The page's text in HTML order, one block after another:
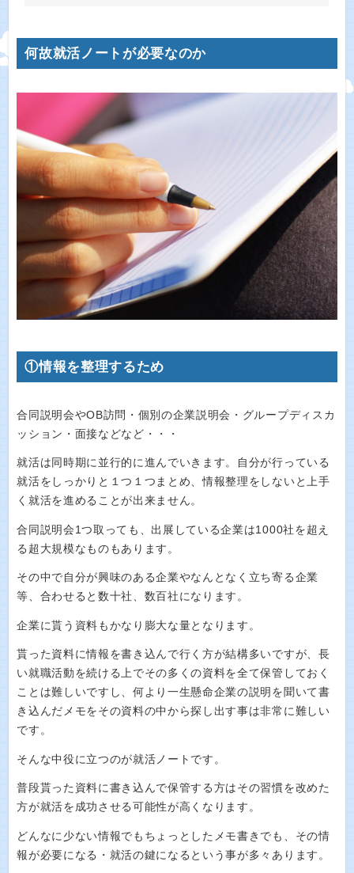
何故就活ノートが必要なのか
①情報を整理するため
合同説明会やOB訪問・個別の企業説明会・グループディスカ
ッション・面接などなど・・・
就活は同時期に並行的に進んでいきます。自分が行っている
就活をしっかりと１つ１つまとめ、情報整理をしないと上手
く就活を進めることが出来ません。
合同説明会1つ取っても、出展している企業は1000社を超え
る超大規模なものもあります。
その中で自分が興味のある企業やなんとなく立ち寄る企業
等、合わせると数十社、数百社になります。
企業に貰う資料もかなり膨大な量となります。
貰った資料に情報を書き込んで行く方が結構多いですが、長
い就職活動を続ける上でその多くの資料を全て保管しておく
ことは難しいですし、何より一生懸命企業の説明を聞いて書
き込んだメモをその資料の中から探し出す事は非常に難しい
です。
そんな中役に立つのが就活ノートです。
普段貰った資料に書き込んで保管する方はその習慣を改めた
方が就活を成功させる可能性が高くなります。
どんなに少ない情報でもちょっとしたメモ書きでも、その情
報が必要になる・就活の鍵になるという事が多々あります。